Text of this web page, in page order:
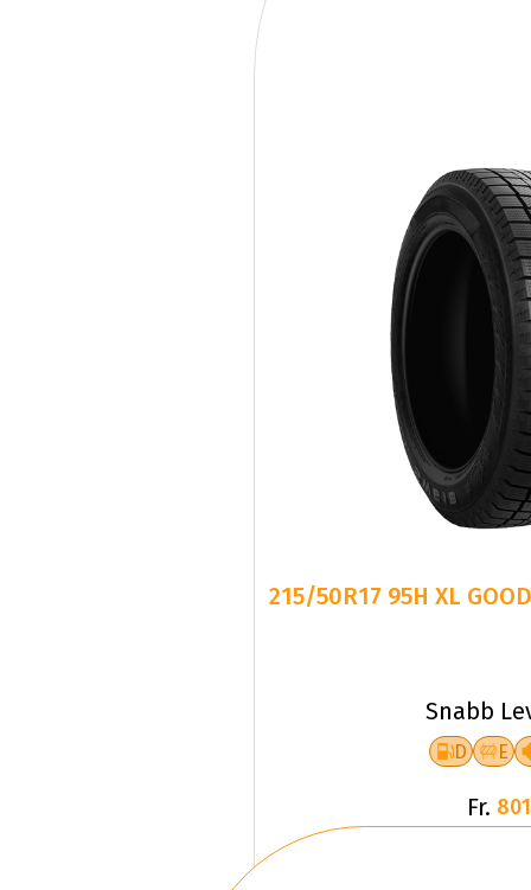
215/50R17 95H XL
Snabb
D E
Fr.